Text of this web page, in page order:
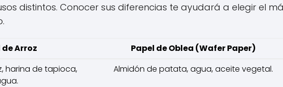
distintos. Conocer sus diferencias te ayudará a elegir el
de Arroz
Papel de Oblea (Wafer Paper)
harina de tapioca,
Almidón de patata, agua, aceite vegetal.